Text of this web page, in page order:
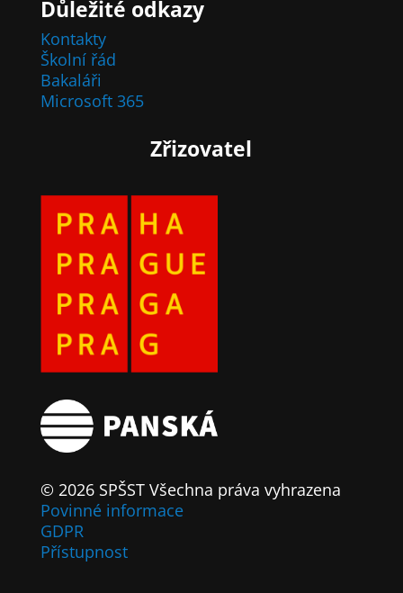
Důležité odkazy
Kontakty
Školní řád
Bakaláři
Microsoft 365
Zřizovatel
© 2026 SPŠST Všechna práva vyhrazena
Povinné informace
GDPR
Přístupnost